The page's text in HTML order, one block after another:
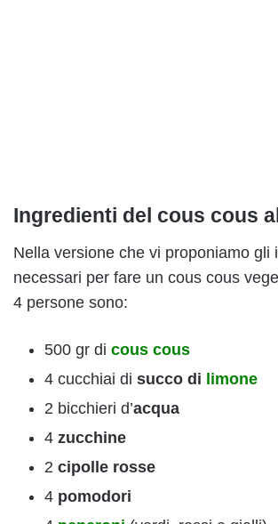
Ingredienti del cous cous
Nella versione che vi proponiamo gli
necessari per fare un cous cous
4 persone sono:
500 gr di cous cous
4 cucchiai di succo di limone
2 bicchieri d’acqua
4 zucchine
2 cipolle rosse
4 pomodori